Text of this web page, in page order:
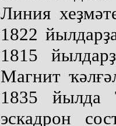
Линия
1822
1815
Магнит
1835 йылда
эскадрон